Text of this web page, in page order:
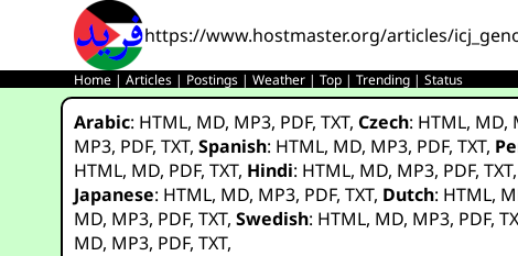
https://www.hostmaster.org/articles/
Home |Articles | Postings |Weather |Top |Trending |Status
Arabic: HTML, MD, MP3, PDF,TXT,Czech: HTML, MD,
MP3, PDF,TXT,Spanish: HTML, MD, MP3, PDF,TXT,
HTML, MD, PDF,TXT, Hindi: HTML, MD, MP3, PDF,TXT
Japanese: HTML, MD, MP3, PDF,TXT, Dutch: HTML,
MD, MP3, PDF,TXT,Swedish: HTML, MD, MP3, PDF,
MD, MP3, PDF,TXT,